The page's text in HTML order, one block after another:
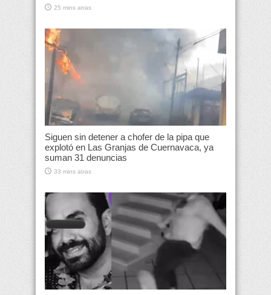
25 mins atras
Siguen sin detener a chofer de la pipa que
explotó en Las Granjas de Cuernavaca, ya
suman 31 denuncias
33 mins atras